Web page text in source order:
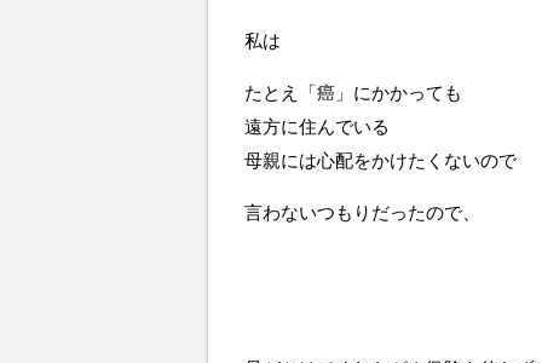
私は
たとえ「癌」にかかっても
遠方に住んでいる
母親には心配をかけたくないので
言わないつもりだったので、